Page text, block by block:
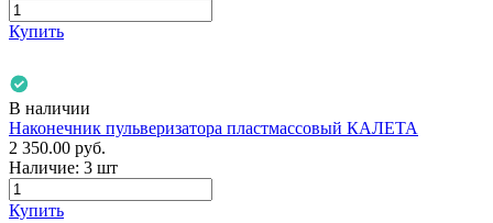
Купить
В наличии
Наконечник пульверизатора пластмассовый КАЛЕТА
2 350.00 руб.
Наличие: 3 шт
Купить